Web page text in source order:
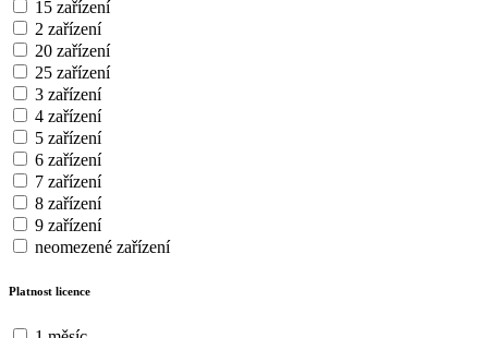
15 zařízení
2 zařízení
20 zařízení
25 zařízení
3 zařízení
4 zařízení
5 zařízení
6 zařízení
7 zařízení
8 zařízení
9 zařízení
neomezené zařízení
Platnost licence